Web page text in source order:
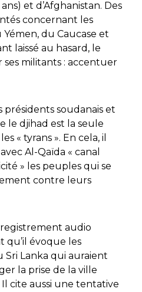
et d’Afghanistan. Des
concernant les
Yémen, du Caucase et
laissé au hasard, le
ses militants : accentuer
présidents soudanais et
le djihad est la seule
« tyrans ». En cela, il
Al-Qaïda « canal
» les peuples qui se
contre leurs
audio
évoque les
Sri Lanka qui auraient
la prise de la ville
cite aussi une tentative